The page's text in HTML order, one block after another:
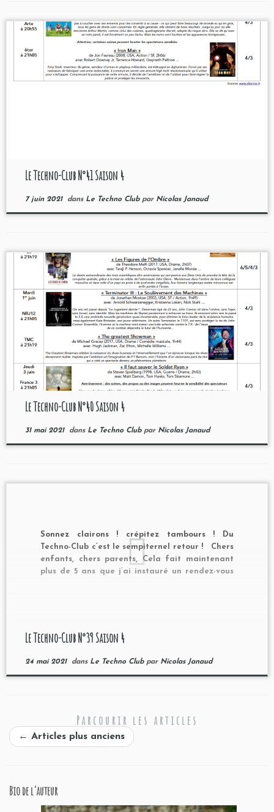
Le Techno-Club N°41 Saison 4
7 juin 2021dans Le Techno Club par Nicolas Janaud
Le Techno-Club N°40 Saison 4
31 mai 2021dans Le Techno Club par Nicolas Janaud
Sonnez clairons ! crépitez tambours ! Du
Techno-Club c’est le sempiternel retour ! Chers
enfants, chers parents, Cela fait maintenant
plus de 5 ans que j’ai instauré un rendez-vous
Le Techno-Club N°39 Saison 4
24 mai 2021dans Le Techno Club par Nicolas Janaud
Parcourir les articles
← Articles plus anciens
Bio de l’auteur